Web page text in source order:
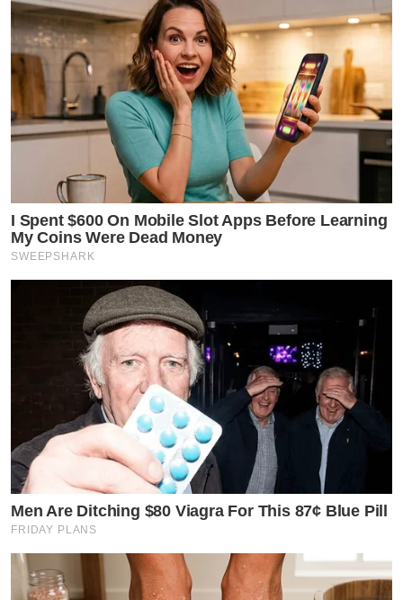
I Spent $600 On Mobile Slot Apps Before Learning
My Coins Were Dead Money
SWEEPSHARK
Men Are Ditching $80 Viagra For This 87¢ Blue Pill
FRIDAY PLANS